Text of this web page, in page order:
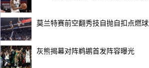
莫兰特赛前空翻秀技自抛自扣点燃
灰熊揭幕对阵鹈鹕首发阵容曝光